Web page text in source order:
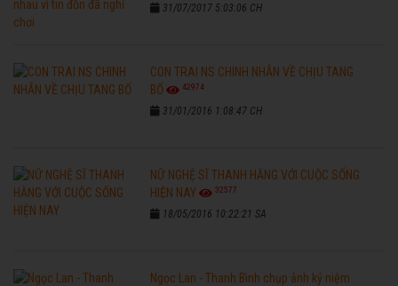
31/07/2017 5:03:06 CH
CON TRAI NS CHINH NHẪN VỀ CHỊU TANG
BỐ
42974
31/01/2016 1:08:47 CH
NỮ NGHỆ SĨ THANH HẰNG VỚI CUỘC SỐNG
HIỆN NAY
32577
18/05/2016 10:22:21 SA
Ngọc Lan - Thanh Bình chụp ảnh kỷ niệm